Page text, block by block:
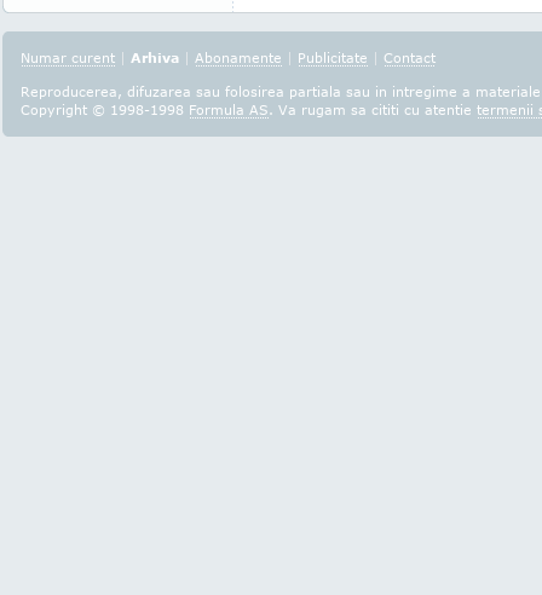
Numar curent | Arhiva | Abonamente | Publicitate | Contact
Reproducerea, difuzarea sau folosirea partiala sau in intregime a
Copyright © 1998-1998 Formula AS. Va rugam sa cititi cu atentie termenii